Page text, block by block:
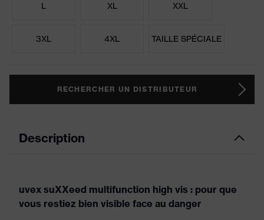
L XL XXL
3XL 4XL TAILLE SPÉCIALE
RECHERCHER UN DISTRIBUTEUR
Description
uvex suXXeed multifunction high vis : pour que
vous restiez bien visible face au danger